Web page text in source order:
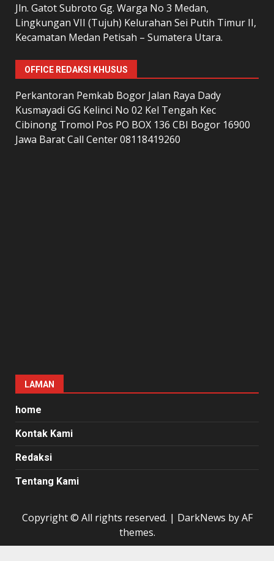
Jln. Gatot Subroto Gg. Warga No 3 Medan,
Lingkungan VII (Tujuh) Kelurahan Sei Putih Timur II,
Kecamatan Medan Petisah – Sumatera Utara.
OFFICE REDAKSI KHUSUS
Perkantoran Pemkab Bogor Jalan Raya Dady
Kusmayadi GG Kelinci No 02 Kel Tengah Kec
Cibinong Tromol Pos PO BOX 136 CBI Bogor 16900
Jawa Barat Call Center 08118419260
LAMAN
home
Kontak Kami
Redaksi
Tentang Kami
Copyright © All rights reserved. | DarkNews by AF
themes.